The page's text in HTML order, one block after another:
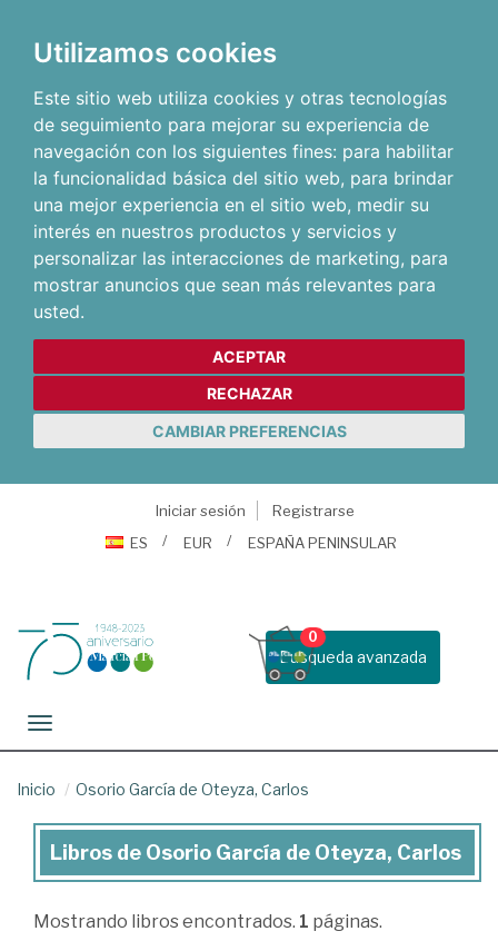
Utilizamos cookies
Este sitio web utiliza cookies y otras tecnologías
de seguimiento para mejorar su experiencia de
navegación con los siguientes fines: para habilitar
la funcionalidad básica del sitio web, para brindar
una mejor experiencia en el sitio web, medir su
interés en nuestros productos y servicios y
personalizar las interacciones de marketing, para
mostrar anuncios que sean más relevantes para
usted.
ACEPTAR
RECHAZAR
CAMBIAR PREFERENCIAS
Iniciar sesión
Registrarse
ES
EUR ESPAÑA PENINSULAR
Busqueda avanzada
0
Toggle navigation
Inicio Osorio García de Oteyza, Carlos
Libros
Osorio
Libros de Osorio García de Oteyza, Carlos
Mostrando libros encontrados. 1 páginas.